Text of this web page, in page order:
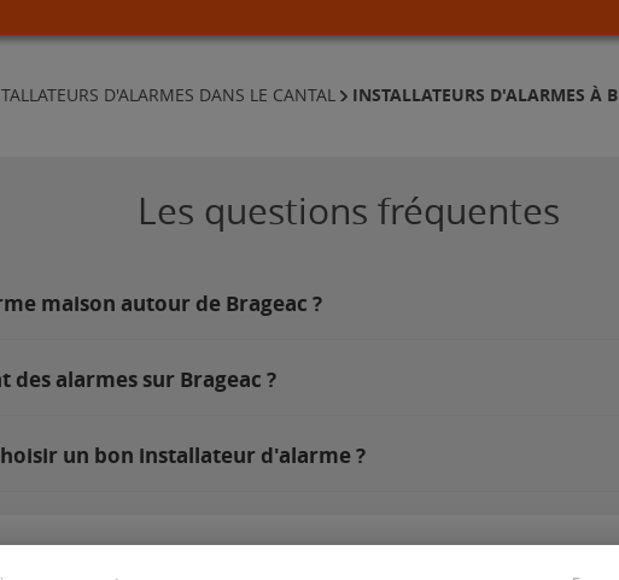
D'ALARMES DANS LE CANTAL INSTALLATEURS D'ALARMES À
Les questions fréquentes
maison autour de Brageac ?
alarmes sur Brageac ?
un bon installateur d'alarme ?